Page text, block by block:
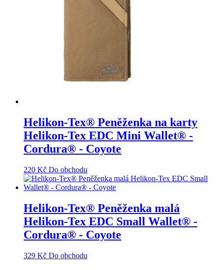
Helikon-Tex® Peněženka na karty
Helikon-Tex EDC Mini Wallet® -
Cordura® - Coyote
220 Kč Do obchodu
Helikon-Tex® Peněženka malá
Helikon-Tex EDC Small Wallet® -
Cordura® - Coyote
329 Kč Do obchodu